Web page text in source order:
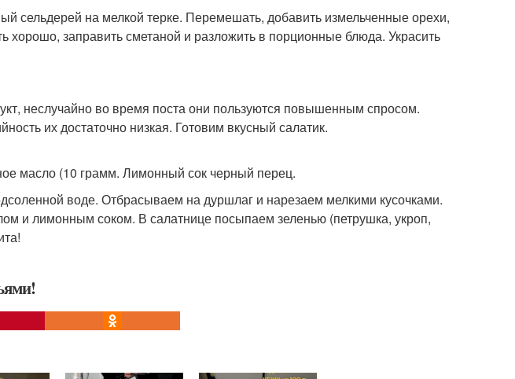
сельдерей на мелкой терке. Перемешать, добавить измельченные орехи,
хорошо, заправить сметаной и разложить в порционные блюда. Украсить
неслучайно во время поста они пользуются повышенным спросом.
их достаточно низкая. Готовим вкусный салатик.
масло (10 грамм. Лимонный сок черный перец.
воде. Отбрасываем на дуршлаг и нарезаем мелкими кусочками.
и лимонным соком. В салатнице посыпаем зеленью (петрушка, укроп,